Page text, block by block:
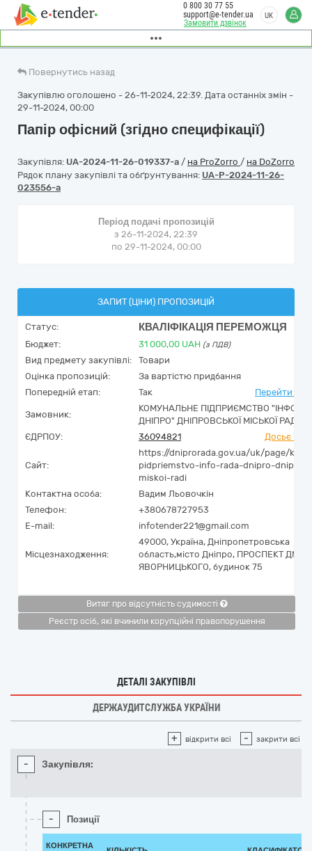
Замовити дзвінок
0 800 30 77 55
support@e-tender.ua
UK
Повернутись назад
Закупівлю оголошено - 26-11-2024, 22:39. Дата останніх змін -
29-11-2024, 00:00
Папір офісний (згідно специфікації)
Закупівля: UA-2024-11-26-019337-a / на ProZorro / на DoZorro
Рядок плану закупівлі та обґрунтування: UA-P-2024-11-26-
023556-a
Період подачі пропозицій
з 26-11-2024, 22:39
по 29-11-2024, 00:00
ЗАПИТ (ЦІНИ) ПРОПОЗИЦІЙ
Статус: КВАЛІФІКАЦІЯ ПЕРЕМОЖЦЯ
Бюджет: 31 000,00 UAH (з ПДВ)
Вид предмету закупівлі:
Товари
Оцінка пропозицій:
За вартістю придбання
Попередній етап:
Так Перейти до
Замовник:
КОМУНАЛЬНЕ ПІДПРИЄМСТВО "ІНФО-
ДНІПРО" ДНІПРОВСЬКОЇ МІСЬКОЇ РАДИ
ЄДРПОУ:
36094821 Досьє
Сайт:
https://dniprorada.gov.ua/uk/page/
pidpriemstvo-info-rada-dnipro-
miskoi-radi
Контактна особа:
Вадим Льовочкін
Телефон:
+380678727953
E-mail:
infotender221@gmail.com
Місцезнаходження:
49000, Україна, Дніпропетровська
область,місто Дніпро, ПРОСПЕКТ
ЯВОРНИЦЬКОГО, будинок 75
Витяг про відсутність судимості
Реєстр осіб, які вчинили корупційні правопорушення
ДЕТАЛІ ЗАКУПІВЛІ
ДЕРЖАУДИТСЛУЖБА УКРАЇНИ
+ відкрити всі - закрити всі
- Закупівля:
- Позиції
КОНКРЕТНА